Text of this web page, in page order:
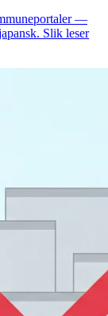
—
Slik leser